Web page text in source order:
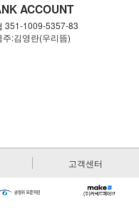
ACCOUNT
351-1009-5357-83
주:김영란(우리뜸)
고객센터